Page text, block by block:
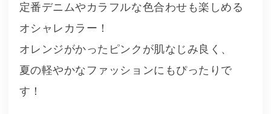
定番デニムやカラフルな色合わせも楽しめる
オシャレカラー！
オレンジがかったピンクが肌なじみ良く、
夏の軽やかなファッションにもぴったりで
す！